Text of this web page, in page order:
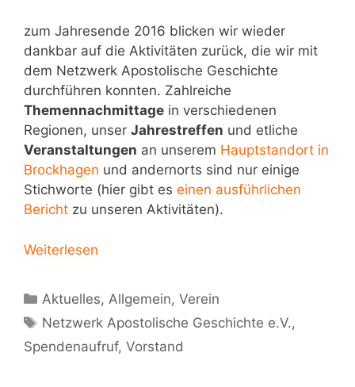
zum Jahresende 2016 blicken wir wieder
dankbar auf die Aktivitäten zurück, die wir mit
dem Netzwerk Apostolische Geschichte
durchführen konnten. Zahlreiche
Themennachmittage in verschiedenen
Regionen, unser Jahrestreffen und etliche
Veranstaltungen an unserem Hauptstandort in
Brockhagen und andernorts sind nur einige
Stichworte (hier gibt es einen ausführlichen
Bericht zu unseren Aktivitäten).
Weiterlesen
Kategorien
Aktuelles, Allgemein,Verein
Schlagwörter
Netzwerk Apostolische Geschichte e.V.,
Spendenaufruf, Vorstand